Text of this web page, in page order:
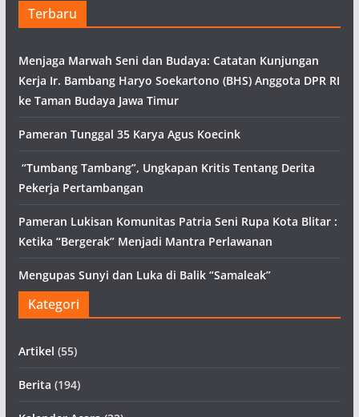
Terbaru
Menjaga Marwah Seni dan Budaya: Catatan Kunjungan
Kerja Ir. Bambang Haryo Soekartono (BHS) Anggota DPR RI
ke Taman Budaya Jawa Timur
Pameran Tunggal 35 Karya Agus Koecink
“Tumbang Tambang”, Ungkapan Kritis Tentang Derita
Pekerja Pertambangan
Pameran Lukisan Komunitas Patria Seni Rupa Kota Blitar :
Ketika “Bergerak” Menjadi Mantra Perlawanan
Mengupas Sunyi dan Luka di Balik “Samaleak”
Kategori
Artikel (55)
Berita (194)